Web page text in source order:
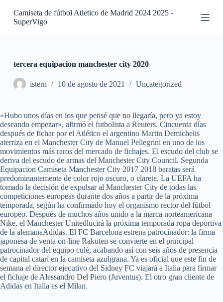
S
e
n
i
d
o
Camiseta de fútbol Atletico de Madrid 2024 2025 -
SuperVigo
tercera equipacion manchester city 2020
istern 10 de agosto de 2021 Uncategorized
«Hubo unos días en los que pensé que no llegaría, pero ya estoy
deseando empezar», afirmó el futbolista a Reuters. Cincuenta días
después de fichar por el Atlético el argentino Martin Demichelis
aterriza en el Manchester City de Manuel Pellegrini en uno de los
movimientos más raros del mercado de fichajes. El escudo del club se
deriva del escudo de armas del Manchester City Council. Segunda
Equipacion Camiseta Manchester City 2017 2018 baratas será
predominantemente de color rojo oscuro, o clarete. La UEFA ha
tomado la decisión de expulsar al Manchester City de todas las
competiciones europeas durante dos años a partir de la próxima
temporada, según ha confirmado hoy el organismo rector del fútbol
europeo. Después de muchos años unido a la marca norteamericana
Nike, el Manchester Unitedlucirá la próxima temporada ropa deportiva
de la alemanaAdidas. El FC Barcelona estrena patrocinador: la firma
japonesa de venta on-line Rakuten se convierte en el principal
patrocinador del equipo culé, acabando así con seis años de presencia
de capital catarí en la camiseta azulgrana. Ya es oficial que este fin de
semana el director ejecutivo del Sidney FC viajará a Italia para firmar
el fichaje de Alessandro Del Piero (Juventus). El otro gran cliente de
Adidas en Italia es el Milan.